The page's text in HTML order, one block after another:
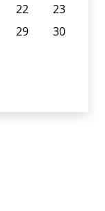
22
23
29
30